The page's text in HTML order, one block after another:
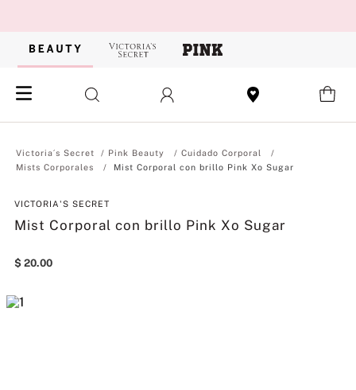
Pink Beauty
Cuidado Corporal
Mists Corporales
Mist Corporal con brillo Pink Xo Sugar
VICTORIA'S SECRET
Mist Corporal con brillo Pink Xo Sugar
$ 20.00